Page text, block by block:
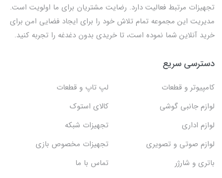
تجهیزات مرتبط فعالیت دارد. رضایت مشتریان برای ما اولویت است.
مدیریت این مجموعه تمام تلاش خود را برای ایجاد فضایی امن برای
خرید آنلاین شما نموده است، تا خریدی بدون دغدغه را تجربه کنید.
دسترسی سریع
کامپیوتر و قطعات
لپ تاپ و قطعات
لوازم جانبی گوشی
کالای استوک
لوازم اداری
تجهیزات شبکه
لوازم صوتی و تصویری
تجهیزات مخصوص بازی
باتری و شارژر
تماس با ما